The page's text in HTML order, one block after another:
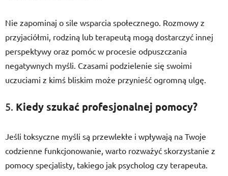
Nie zapominaj o sile wsparcia społecznego. Rozmowy z
przyjaciółmi, rodziną lub terapeutą mogą dostarczyć innej
perspektywy oraz pomóc w procesie odpuszczania
negatywnych myśli. Czasami podzielenie się swoimi
uczuciami z kimś bliskim może przynieść ogromną ulgę.
5. Kiedy szukać profesjonalnej pomocy?
Jeśli toksyczne myśli są przewlekłe i wpływają na Twoje
codzienne funkcjonowanie, warto rozważyć skorzystanie z
pomocy specjalisty, takiego jak psycholog czy terapeuta.